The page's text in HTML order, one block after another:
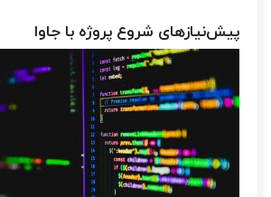
پیش‌نیازهای شروع پروژه‌ با جاوا